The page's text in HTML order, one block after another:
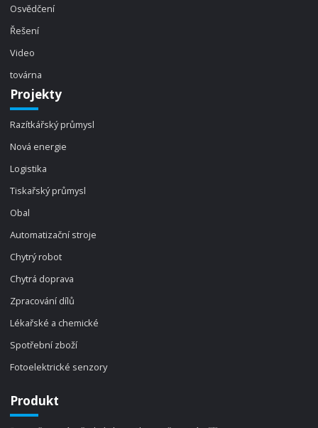
Osvědčení
Řešení
Video
továrna
Projekty
Razítkářský průmysl
Nová energie
Logistika
Tiskařský průmysl
Obal
Automatizační stroje
Chytrý robot
Chytrá doprava
Zpracování dílů
Lékařské a chemické
Spotřební zboží
Fotoelektrické senzory
Produkt